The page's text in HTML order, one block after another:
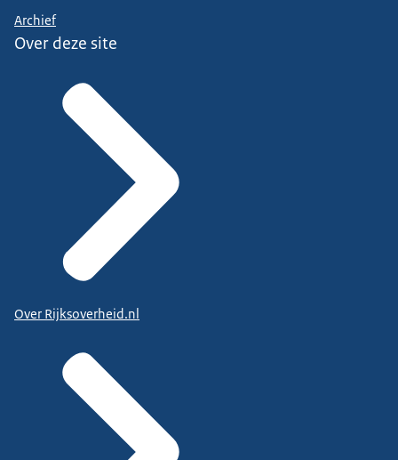
Archief
Over deze site
Over Rijksoverheid.nl